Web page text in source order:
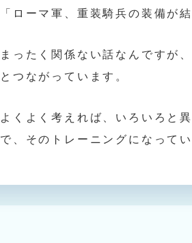
「ローマ軍、重装騎兵の装備が
まったく関係ない話なんですが
とつながっています。
よくよく考えれば、いろいろと
で、そのトレーニングになって